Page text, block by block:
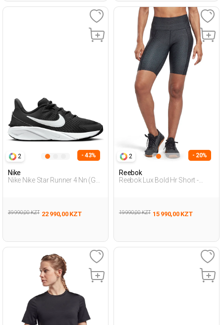
2 - 43%
Nike
Nike Nike Star Runner 4 Nn (Gs
39 990,00 KZT 22 990,00 KZT
2 - 20%
Reebok
Reebok Lux Bold Hr Short -
19 990,00 KZT 15 990,00 KZT